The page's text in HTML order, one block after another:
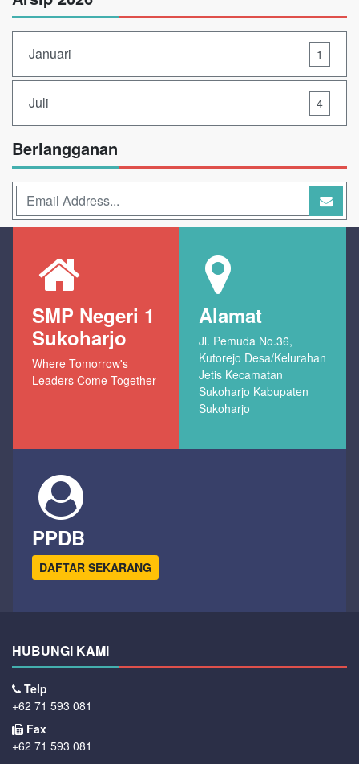
Januari 1
Juli 4
Berlangganan
SMP Negeri 1
Sukoharjo
Where Tomorrow's
Leaders Come Together
Alamat
Jl. Pemuda No.36,
Kutorejo Desa/Kelurahan
Jetis Kecamatan
Sukoharjo Kabupaten
Sukoharjo
PPDB
DAFTAR SEKARANG
HUBUNGI KAMI
Telp
+62 71 593 081
Fax
+62 71 593 081